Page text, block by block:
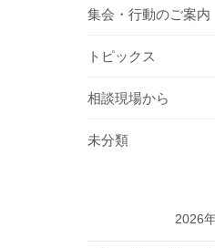
集会・行動のご案内
トピックス
相談現場から
未分類
2026